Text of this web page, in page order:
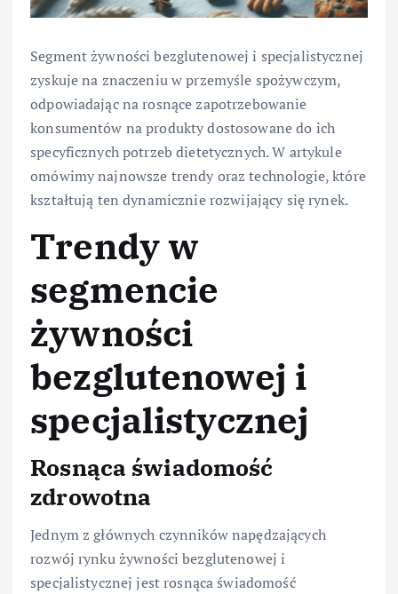
Segment żywności bezglutenowej i specjalistycznej
zyskuje na znaczeniu w przemyśle spożywczym,
odpowiadając na rosnące zapotrzebowanie
konsumentów na produkty dostosowane do ich
specyficznych potrzeb dietetycznych. W artykule
omówimy najnowsze trendy oraz technologie, które
kształtują ten dynamicznie rozwijający się rynek.
Trendy w
segmencie
żywności
bezglutenowej i
specjalistycznej
Rosnąca świadomość
zdrowotna
Jednym z głównych czynników napędzających
rozwój rynku żywności bezglutenowej i
specjalistycznej jest rosnąca świadomość